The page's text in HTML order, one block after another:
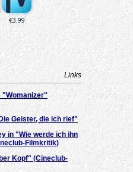
Links
"Womanizer"
Geister, die ich rief"
in "Wie werde ich ihn
Filmkritik)
Kopf" (Cineclub-